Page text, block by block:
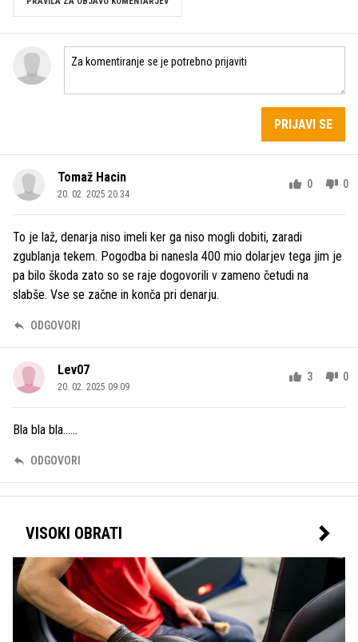
PRIJAVI SE
Tomaž Hacin
20. 02. 2025 20.34
0 0
To je laž, denarja niso imeli ker ga niso mogli dobiti, zaradi
zgublanja tekem. Pogodba bi nanesla 400 mio dolarjev tega jim je
pa bilo škoda zato so se raje dogovorili v zameno četudi na
slabše. Vse se začne in konča pri denarju.
ODGOVORI
Lev07
20. 02. 2025 09.09
3 0
Bla bla bla......
ODGOVORI
VISOKI OBRATI